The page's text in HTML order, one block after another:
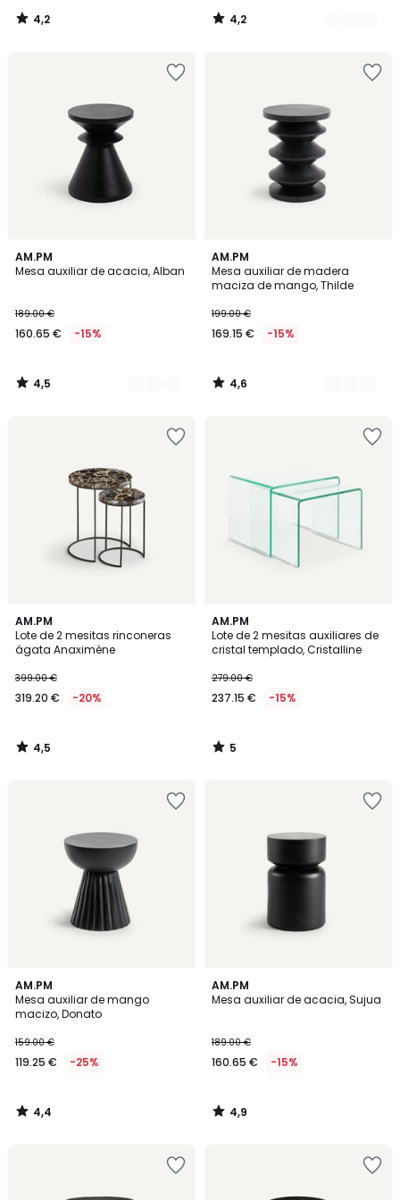
4,2
/
4,2
/
AM.PM
Mesa auxiliar de acacia, Alban
189.00 €
160.65 € -15%
4,5
/ 5
2
Colores
4,5
/
AM.PM
Mesa auxiliar de madera
maciza de mango, Thilde
199.00 €
169.15 € -15%
4,6
/ 5
3
Colores
4,6
/
AM.PM
Lote de 2 mesitas rinconeras
ágata Anaximène
399.00 €
319.20 € -20%
4,5
/ 5
4,5
/
AM.PM
Lote de 2 mesitas auxiliares de
cristal templado, Cristalline
279.00 €
237.15 € -15%
5
/
5
5
/
AM.PM
Mesa auxiliar de mango
macizo, Donato
159.00 €
119.25 € -25%
4,4
/ 5
4,4
/
AM.PM
Mesa auxiliar de acacia, Sujua
189.00 €
160.65 € -15%
4,9
/ 5
4,9
/